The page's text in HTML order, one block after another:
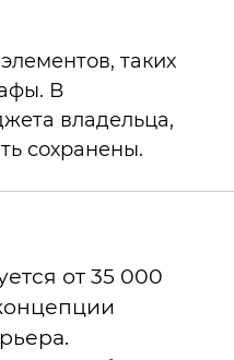
таких
В
владельца,
сохранены.
от 35 000